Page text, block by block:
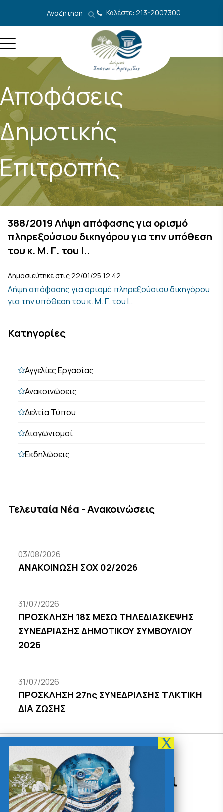
Αναζήτηση Καλέστε: 213-2007300
Αποφάσεις
Δημοτικής
Επιτροπής
388/2019 Λήψη απόφασης για ορισμό
πληρεξούσιου δικηγόρου για την υπόθεση
του κ. Μ. Γ. του Ι..
Δημοσιεύτηκε στις 22/01/25 12:42
Λήψη απόφασης για ορισμό πληρεξούσιου δικηγόρου
για την υπόθεση του κ. Μ. Γ. του Ι..
Κατηγορίες
Αγγελίες Εργασίας
Ανακοινώσεις
Δελτία Τύπου
Διαγωνισμοί
Εκδηλώσεις
Τελευταία Νέα - Ανακοινώσεις
03/08/2026
ΑΝΑΚΟΙΝΩΣΗ ΣΟΧ 02/2026
31/07/2026
ΠΡΟΣΚΛΗΣΗ 18Σ ΜΕΣΩ ΤΗΛΕΔΙΑΣΚΕΨΗΣ
ΣΥΝΕΔΡΙΑΣΗΣ ΔΗΜΟΤΙΚΟΥ ΣΥΜΒΟΥΛΙΟΥ
2026
31/07/2026
ΠΡΟΣΚΛΗΣΗ 27ης ΣΥΝΕΔΡΙΑΣΗΣ ΤΑΚΤΙΚΗ
ΔΙΑ ΖΩΣΗΣ
Δράσεις - Χρήσιμοι
Σύνδεσμοι